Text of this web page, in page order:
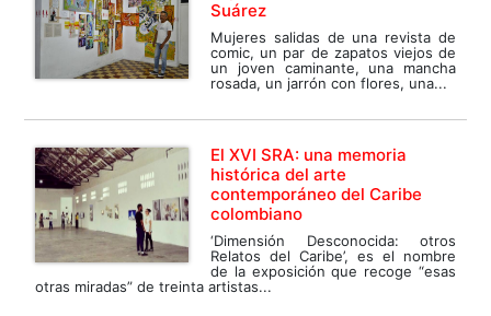
Suárez
Mujeres salidas de una revista de
comic, un par de zapatos viejos de
un joven caminante, una mancha
rosada, un jarrón con flores, una...
El XVI SRA: una memoria
histórica del arte
contemporáneo del Caribe
colombiano
‘Dimensión Desconocida: otros
Relatos del Caribe’, es el nombre
de la exposición que recoge “esas
otras miradas” de treinta artistas...